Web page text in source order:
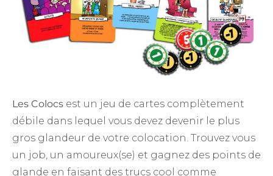
Les Colocs est un jeu de cartes complètement
débile dans lequel vous devez devenir le plus
gros glandeur de votre colocation. Trouvez vous
un job, un amoureux(se) et gagnez des points de
glande en faisant des trucs cool comme